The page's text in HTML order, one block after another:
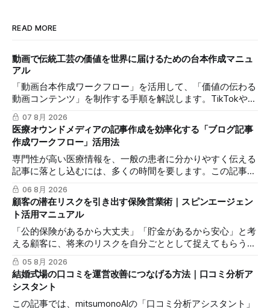
READ MORE
動画で伝統工芸の価値を世界に届けるための台本作成マニュ
アル
「動画台本作成ワークフロー」を活用して、「価値の伝わる
動画コンテンツ」を制作する手順を解説します。TikTokや
Instagramリールを通じた、国内若年層および海外市場への
効果的な発信を支援します。
07 8月 2026
医療オウンドメディアの記事作成を効率化する「ブログ記事
作成ワークフロー」活用法
専門性が高い医療情報を、一般の患者に分かりやすく伝える
記事に落とし込むには、多くの時間を要します。この記事で
は、mitsumonoAIの「ブログ記事作成ワークフロー」を活用
し、SEOに配慮した質の高いブログ記事を効率的に作成し、
発信力を最大化する方法を解説します。
06 8月 2026
顧客の潜在リスクを引き出す保険営業術｜スピンエージェン
ト活用マニュアル
「公的保険があるから大丈夫」「貯金があるから安心」と考
える顧客に、将来のリスクを自分ごととして捉えてもらうの
は簡単ではありません。この記事では、mitsumonoAIの「ス
ピンエージェント」を活用し、顧客の反論すらも対話の糸口
に変え、納得感を高めて成約に繋げる具体的な3つのステッ
プを解説します。
05 8月 2026
結婚式場の口コミを運営改善につなげる方法｜口コミ分析ア
シスタント
この記事では、mitsumonoAIの「口コミ分析アシスタント」